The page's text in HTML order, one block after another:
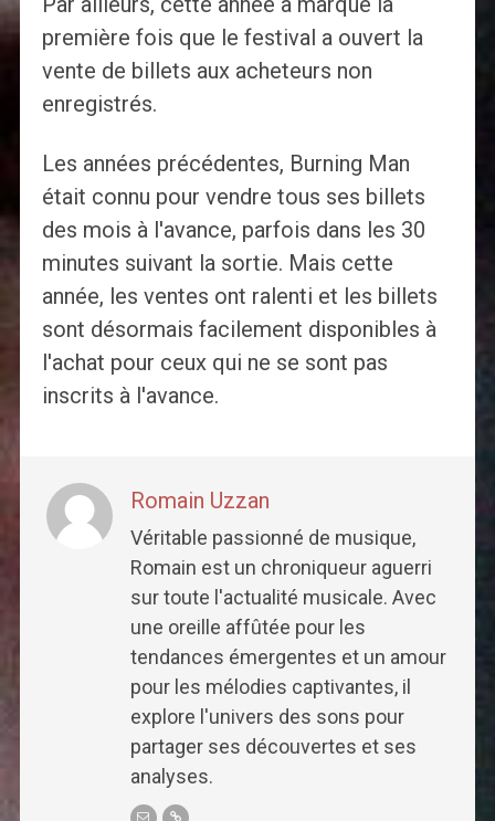
première fois que le festival a ouvert la
vente de billets aux acheteurs non
enregistrés.
Les années précédentes, Burning Man
était connu pour vendre tous ses billets
des mois à l'avance, parfois dans les 30
minutes suivant la sortie. Mais cette
année, les ventes ont ralenti et les billets
sont désormais facilement disponibles à
l'achat pour ceux qui ne se sont pas
inscrits à l'avance.
Romain Uzzan
Véritable passionné de musique,
Romain est un chroniqueur aguerri
sur toute l'actualité musicale. Avec
une oreille affûtée pour les
tendances émergentes et un amour
pour les mélodies captivantes, il
explore l'univers des sons pour
partager ses découvertes et ses
analyses.